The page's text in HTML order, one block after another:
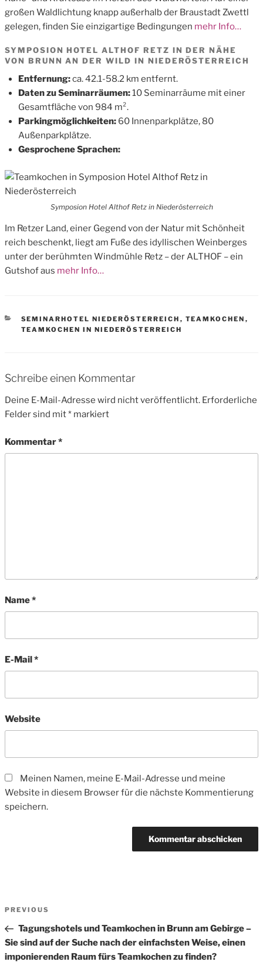
großen Waldlichtung knapp außerhalb der Braustadt Zwettl
gelegen, finden Sie einzigartige Bedingungen mehr Info…
SYMPOSION HOTEL ALTHOF RETZ IN DER NÄHE
VON BRUNN AN DER WILD IN NIEDERÖSTERREICH
Entfernung:ca. 42.1-58.2 km entfernt.
Daten zu Seminarräumen:10 Seminarräume mit einer
Gesamtfläche von 984 m².
Parkingmöglichkeiten: 60 Innenparkplätze, 80
Außenparkplätze.
Gesprochene Sprachen:
Symposion Hotel Althof Retz in Niederösterreich
Im Retzer Land, einer Gegend von der Natur mit Schönheit
reich beschenkt, liegt am Fuße des idyllischen Weinberges
unter der berühmten Windmühle Retz – der ALTHOF – ein
Gutshof aus mehr Info…
CATEGORIES
SEMINARHOTEL NIEDERÖSTERREICH , TEAMKOCHEN ,
TEAMKOCHEN IN NIEDERÖSTERREICH
Schreibe einen Kommentar
Deine E-Mail-Adresse wird nicht veröffentlicht. Erforderliche
Felder sind mit* markiert
Kommentar*
Name*
E-Mail*
Website
Meinen Namen, meine E-Mail-Adresse und meine
Website in diesem Browser für die nächste Kommentierung
speichern.
Beitrags-
Previous
Post
PREVIOUS
Tagungshotels und Teamkochen in Brunn am Gebirge –
Sie sind auf der Suche nach der einfachsten Weise, einen
imponierenden Raum fürs Teamkochen zu finden?